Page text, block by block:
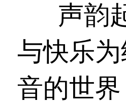
声韵
与快乐
音的世界